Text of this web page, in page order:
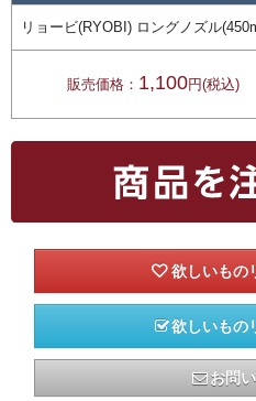
リョービ(RYOBI) ロングノズル
販売価格： 1,100円(税込)
欲しいもの
お問